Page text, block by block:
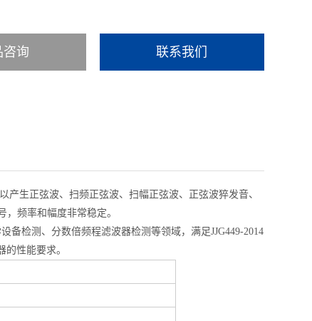
咨询 联系我们
生正弦波、扫频正弦波、扫幅正弦波、正弦波猝发音、
频率和幅度非常稳定。
检测、分数倍频程滤波器检测等领域，满足JJG449-2014
性能要求。